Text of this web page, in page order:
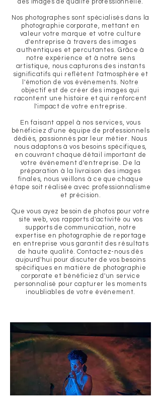
des images de qualité professionnelle.
Nos photographes sont spécialisés dans la
photographie corporate, mettant en
valeur votre marque et votre culture
d'entreprise à travers des images
authentiques et percutantes. Grâce à
notre expérience et à notre sens
artistique, nous capturons des instants
significatifs qui reflètent l'atmosphère et
l'émotion de vos événements. Notre
objectif est de créer des images qui
racontent une histoire et qui renforcent
l'impact de votre entreprise.
En faisant appel à nos services, vous
bénéficiez d'une équipe de professionnels
dédiés, passionnés par leur métier. Nous
nous adaptons à vos besoins spécifiques,
en couvrant chaque détail important de
votre événement d'entreprise. De la
préparation à la livraison des images
finales, nous veillons à ce que chaque
étape soit réalisée avec professionnalisme
et précision.
Que vous ayez besoin de photos pour votre
site web, vos rapports d'activité ou vos
supports de communication, notre
expertise en photographie de reportage
en entreprise vous garantit des résultats
de haute qualité. Contactez-nous dès
aujourd'hui pour discuter de vos besoins
spécifiques en matière de photographie
corporate et bénéficiez d'un service
personnalisé pour capturer les moments
inoubliables de votre événement.